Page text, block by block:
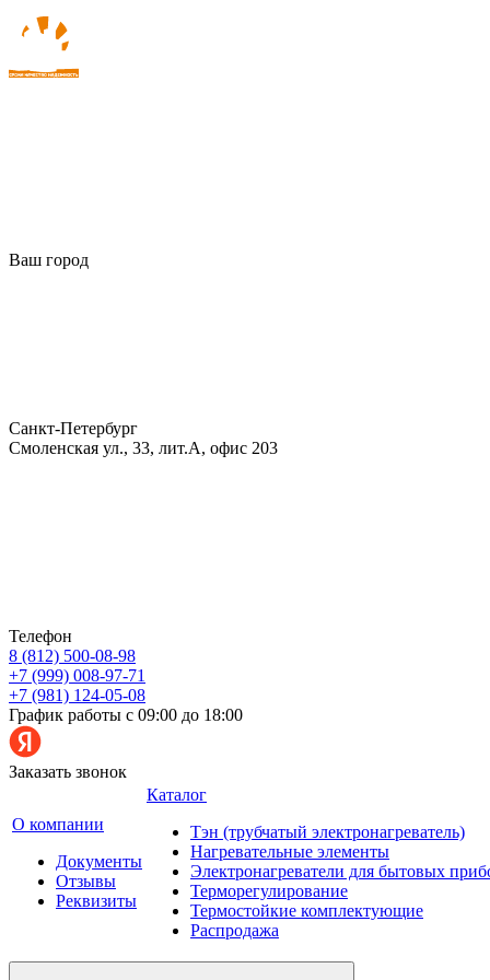
Ваш город
Санкт-Петербург
Смоленская ул., 33, лит.А, офис 203
Телефон
8 (812) 500-08-98
+7 (999) 008-97-71
+7 (981) 124-05-08
График работы с 09:00 до 18:00
Заказать звонок
О компании
Документы
Отзывы
Реквизиты
Каталог
Тэн (трубчатый электронагреватель)
Нагревательные элементы
Электронагреватели для бытовых
Терморегулирование
Термостойкие комплектующие
Распродажа